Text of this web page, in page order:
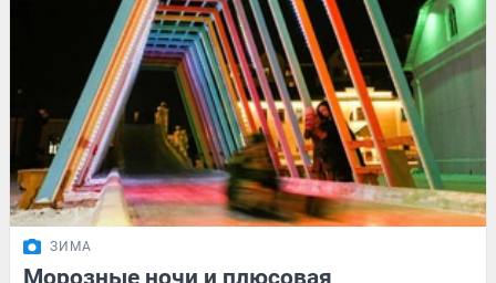
ЗИМА
Морозные ночи и плюсовая